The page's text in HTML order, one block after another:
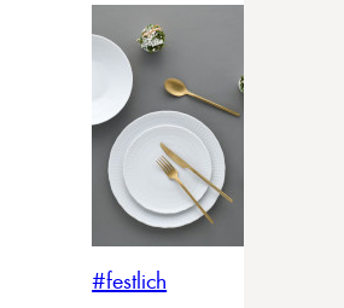
#festlich